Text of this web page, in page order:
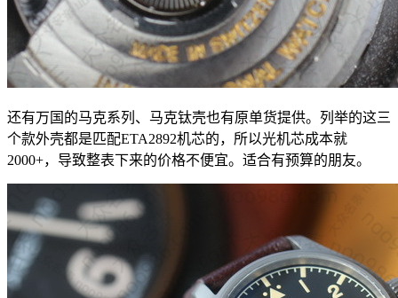
还有万国的马克系列、马克钛壳也有原单货提供。列举的这三
个款外壳都是匹配ETA2892机芯的，所以光机芯成本就
2000+，导致整表下来的价格不便宜。适合有预算的朋友。